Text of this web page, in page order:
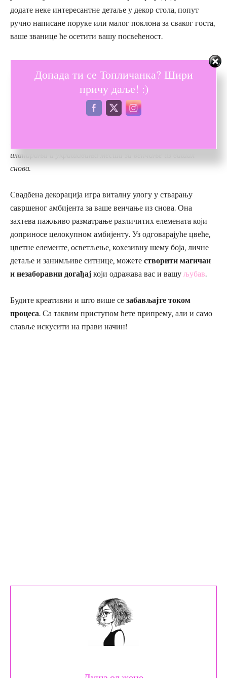
додате неке интересантне детаље у декор стола, попут
ручно написане поруке или малог поклона за сваког госта,
ваше званице ће осетити вашу посвећеност.
Такође можетедодати мало текстуре свом декорутако
што ћете имплементирати различите материјале као што су
чупка и дрво. Ови мали детаљи могу помоћи у стварању
усклађеног, али динамичног изгледа који ће ваш дан
венчања учинити још лепшим.
планирања и украшавања места за венчање из ваших
снова.
Свадбена декорација игра виталну улогу у стварању
савршеног амбијента за ваше венчање из снова. Она
захтева пажљиво разматрање различитих елемената који
доприносе целокупном амбијенту. Уз одговарајуће цвеће,
цветне елементе, осветљење, кохезивну шему боја, личне
детаље и занимљиве ситнице, можете створити магичан
и незаборавни догађај који одражава вас и вашу љубав.
Будите креативни и што више се забављајте током
процеса. Са таквим приступом ћете припрему, али и само
славље искусити на прави начин!
Допада ти се Топличанка? Шири
причу даље! :)